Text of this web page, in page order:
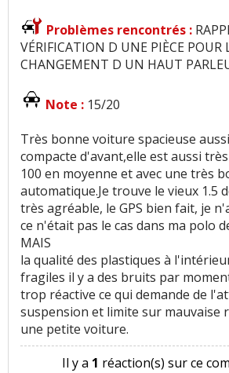
Problèmes rencontrés :
VÉRIFICATION D UNE PIÈCE POUR
CHANGEMENT D UN HAUT
Note : 15/20
Très bonne voiture spacieuse
compacte d'avant,elle est aussi
100 en moyenne et avec une très
automatique.Je trouve le vieux 1.5
très agréable, le GPS bien fait, je
ce n'était pas le cas dans ma polo
MAIS
la qualité des plastiques à
fragiles il y a des bruits par
trop réactive ce qui demande de
suspension et limite sur mauvaise
une petite voiture.
Il y a 1 réaction(s) sur ce